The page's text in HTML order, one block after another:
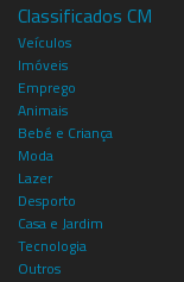
Classificados CM
Veículos
Imóveis
Emprego
Animais
Bebé e Criança
Moda
Lazer
Desporto
Casa e Jardim
Tecnologia
Outros